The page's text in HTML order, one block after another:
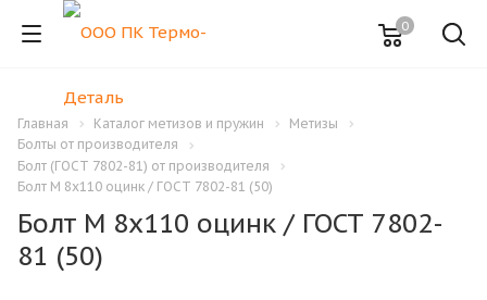
0
Главная Каталог метизов и пружин
Метизы
Болты от производителя
Болт (ГОСТ 7802-81) от производителя
Болт M 8x110 оцинк / ГОСТ 7802-81 (50)
Болт M 8x110 оцинк / ГОСТ 7802-
81 (50)